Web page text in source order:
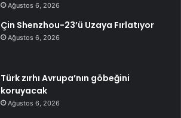
Ağustos 6, 2026
Çin Shenzhou-23’ü Uzaya Fırlatıyor
Ağustos 6, 2026
Türk zırhı Avrupa’nın göbeğini
koruyacak
Ağustos 6, 2026